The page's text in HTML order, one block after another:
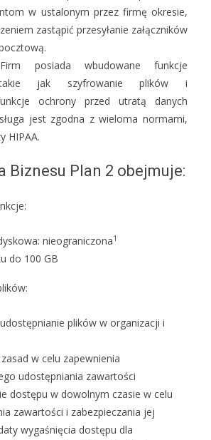
w ustalonym przez firmę okresie,
zastąpić przesyłanie załączników
posiada wbudowane funkcje
takie jak szyfrowanie plików i
ochrony przed utratą danych
jest zgodna z wieloma normami,
HIPAA.
Biznesu Plan 2 obejmuje:
nieograniczona1
do 100 GB
plików w organizacji i
w celu zapewnienia
udostępniania zawartości
dostępu w dowolnym czasie w celu
zawartości i zabezpieczania jej
wygaśnięcia dostępu dla